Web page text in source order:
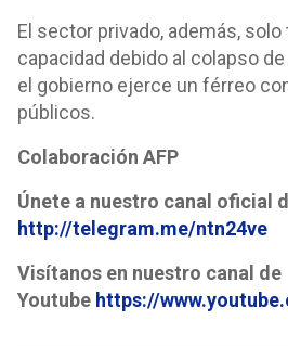
El sector privado, además, solo
capacidad debido al colapso
el gobierno ejerce un férreo
públicos.
Colaboración AFP
Únete a nuestro canal oficial
http://telegram.me/ntn24ve
Visítanos en nuestro canal de
Youtube https://